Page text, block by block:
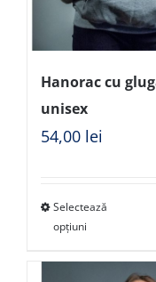
Hanorac cu
unisex
54,00 lei
Selectează
opțiuni